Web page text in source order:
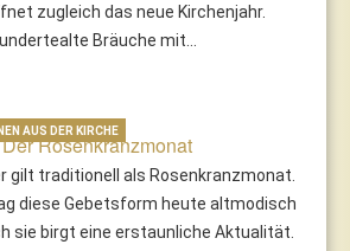
zugleich das neue Kirchenjahr.
Bräuche mit...
Rosenkranzmonat
gilt traditionell als Rosenkranzmonat.
diese Gebetsform heute altmodisch
sie birgt eine erstaunliche Aktualität.
AUS DER KIRCHE